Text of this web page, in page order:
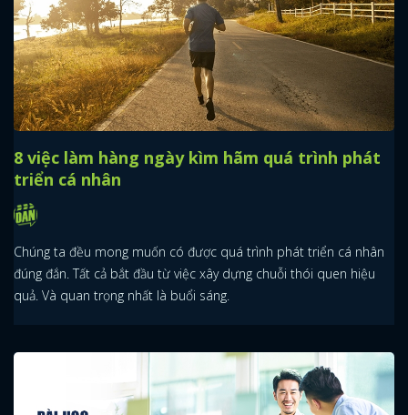
8 việc làm hàng ngày kìm hãm quá trình phát
triển cá nhân
Chúng ta đều mong muốn có được quá trình phát triển cá nhân
đúng đắn. Tất cả bắt đầu từ việc xây dựng chuỗi thói quen hiệu
quả. Và quan trọng nhất là buổi sáng.